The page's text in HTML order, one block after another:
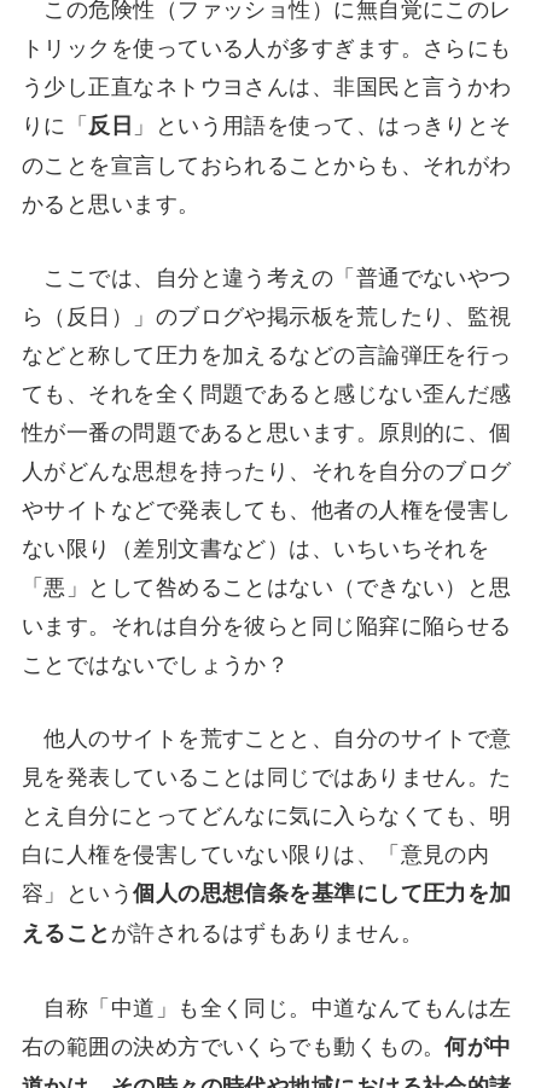
この危険性（ファッショ性）に無自覚にこのレ
トリックを使っている人が多すぎます。さらにも
う少し正直なネトウヨさんは、非国民と言うかわ
りに「反日 」という用語を使って、はっきりとそ
のことを宣言しておられることからも、それがわ
かると思います。
ここでは、自分と違う考えの「普通でないやつ
ら（反日）」のブログや掲示板を荒したり、監視
などと称して圧力を加えるなどの言論弾圧を行っ
ても、それを全く問題であると感じない歪んだ感
性が一番の問題であると思います。原則的に、個
人がどんな思想を持ったり、それを自分のブログ
やサイトなどで発表しても、他者の人権を侵害し
ない限り（差別文書など）は、いちいちそれを
「悪」として咎めることはない（できない）と思
います。それは自分を彼らと同じ陥穽に陥らせる
ことではないでしょうか？
他人のサイトを荒すことと、自分のサイトで意
見を発表していることは同じではありません。た
とえ自分にとってどんなに気に入らなくても、明
白に人権を侵害していない限りは、「意見の内
容」という個人の思想信条を基準にして圧力を加
えることが許されるはずもありません。
自称「中道」も全く同じ。中道なんてもんは左
右の範囲の決め方でいくらでも動くもの。何が中